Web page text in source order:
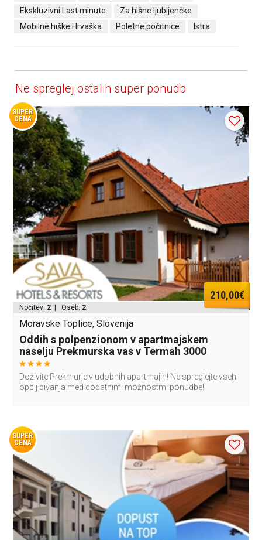
Ekskluzivni Last minute
Za hišne ljubljenčke
Mobilne hiške Hrvaška
Poletne počitnice Istra
Ne spreglej ostalih super ponudb
SUPER
CENA
210,00€
Nočitev: 2 | Oseb: 2
Moravske Toplice, Slovenija
Oddih s polpenzionom v apartmajskem
naselju Prekmurska vas v Termah 3000
Doživite Prekmurje v udobnih apartmajih! Ne spreglejte vseh
öpcij bivanja med dodatnimi možnostmi ponudbe!
SUPER
CENA